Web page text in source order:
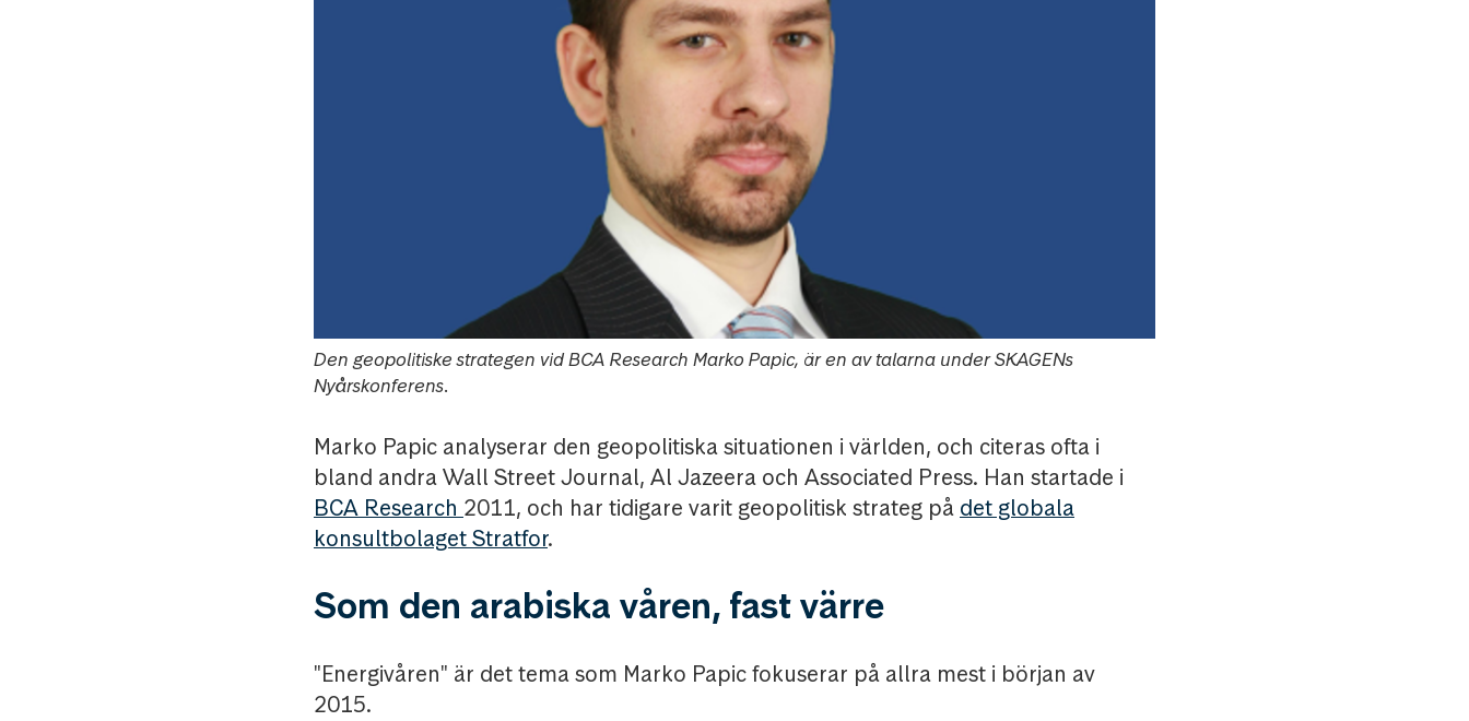
Den geopolitiske strategen vid BCA Research Marko Papic, är en av talarna under SKAGENs
Nyårskonferens.
Marko Papic analyserar den geopolitiska situationen i världen, och citeras ofta i
bland andra Wall Street Journal, Al Jazeera och Associated Press. Han startade i
BCA Research 2011, och har tidigare varit geopolitisk strateg på det globala
konsultbolaget Stratfor.
Som den arabiska våren, fast värre
"Energivåren" är det tema som Marko Papic fokuserar på allra mest i början av
2015.